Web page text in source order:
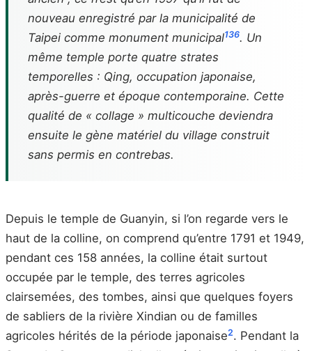
nouveau enregistré par la municipalité de
Taipei comme monument municipal136. Un
même temple porte quatre strates
temporelles : Qing, occupation japonaise,
après-guerre et époque contemporaine. Cette
qualité de « collage » multicouche deviendra
ensuite le gène matériel du village construit
sans permis en contrebas.
Depuis le temple de Guanyin, si l’on regarde vers le
haut de la colline, on comprend qu’entre 1791 et 1949,
pendant ces 158 années, la colline était surtout
occupée par le temple, des terres agricoles
clairsemées, des tombes, ainsi que quelques foyers
de sabliers de la rivière Xindian ou de familles
agricoles hérités de la période japonaise2. Pendant la